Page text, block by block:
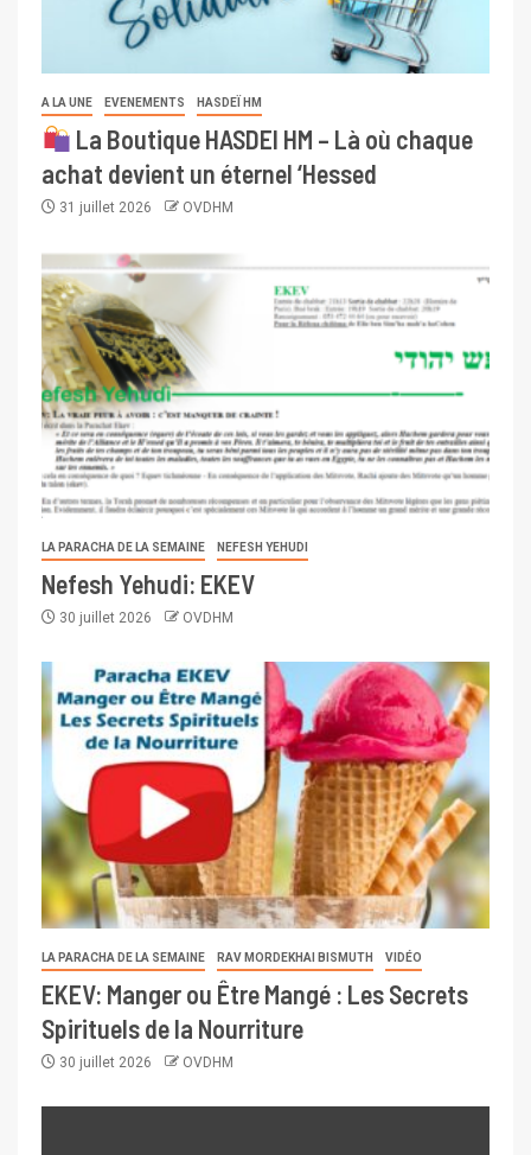
A LA UNE EVENEMENTS HASDEÏ HM
La Boutique HASDEI HM – Là où chaque
achat devient un éternel ‘Hessed
31 juillet 2026 OVDHM
LA PARACHA DE LA SEMAINE NEFESH YEHUDI
Nefesh Yehudi: EKEV
30 juillet 2026 OVDHM
LA PARACHA DE LA SEMAINE RAV MORDEKHAI BISMUTH VIDÉO
EKEV: Manger ou Être Mangé : Les Secrets
Spirituels de la Nourriture
30 juillet 2026 OVDHM